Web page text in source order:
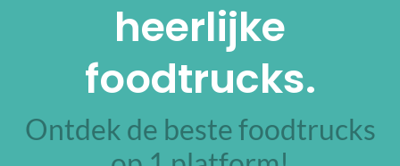
heerlijke
foodtrucks.
Ontdek de beste foodtrucks